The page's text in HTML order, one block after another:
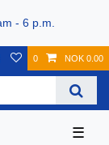
- 6 p.m.
0 NOK 0.00
☰